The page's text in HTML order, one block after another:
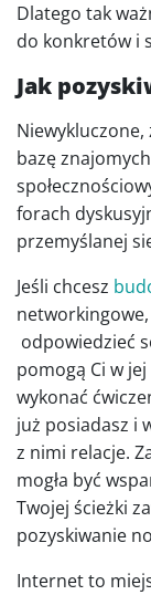
Dlatego tak
do konkretów i
Jak
Niewykluczone,
bazę
forach
przemyślanej
Jeśli chcesz
odpowiedzieć
pomogą Ci w
wykonać
już posiadasz i
z nimi relacje.
mogła być
Twojej ścieżki
pozyskiwanie
Internet to